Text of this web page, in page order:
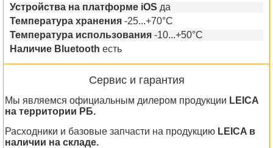
Устройства на платформе iOS да
Температура хранения -25...+70°C
Температура использования -10...+50°C
Наличие Bluetooth есть
Сервис и гарантия
Мы являемся официальным дилером продукции LEICA
на территории РБ.
Расходники и базовые запчасти на продукцию LEICA в
наличии на складе.